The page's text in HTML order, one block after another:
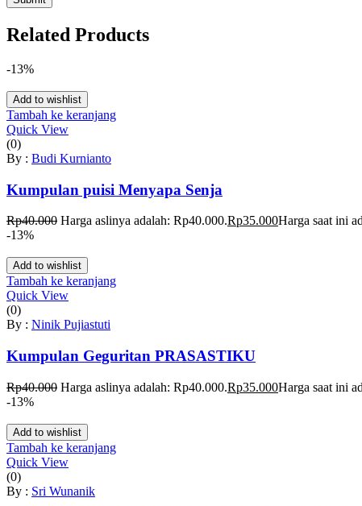
Related Products
-13%
Add to wishlist
Tambah ke keranjang
Quick View
(0)
By : Budi Kurnianto
Kumpulan puisi Menyapa Senja
Rp40.000 Harga aslinya adalah: Rp40.000.Rp35.000Harga saat ini
-13%
Add to wishlist
Tambah ke keranjang
Quick View
(0)
By : Ninik Pujiastuti
Kumpulan Geguritan PRASASTIKU
Rp40.000 Harga aslinya adalah: Rp40.000.Rp35.000Harga saat ini
-13%
Add to wishlist
Tambah ke keranjang
Quick View
(0)
By : Sri Wunanik